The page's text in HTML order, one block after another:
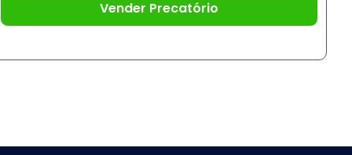
Vender Precatório